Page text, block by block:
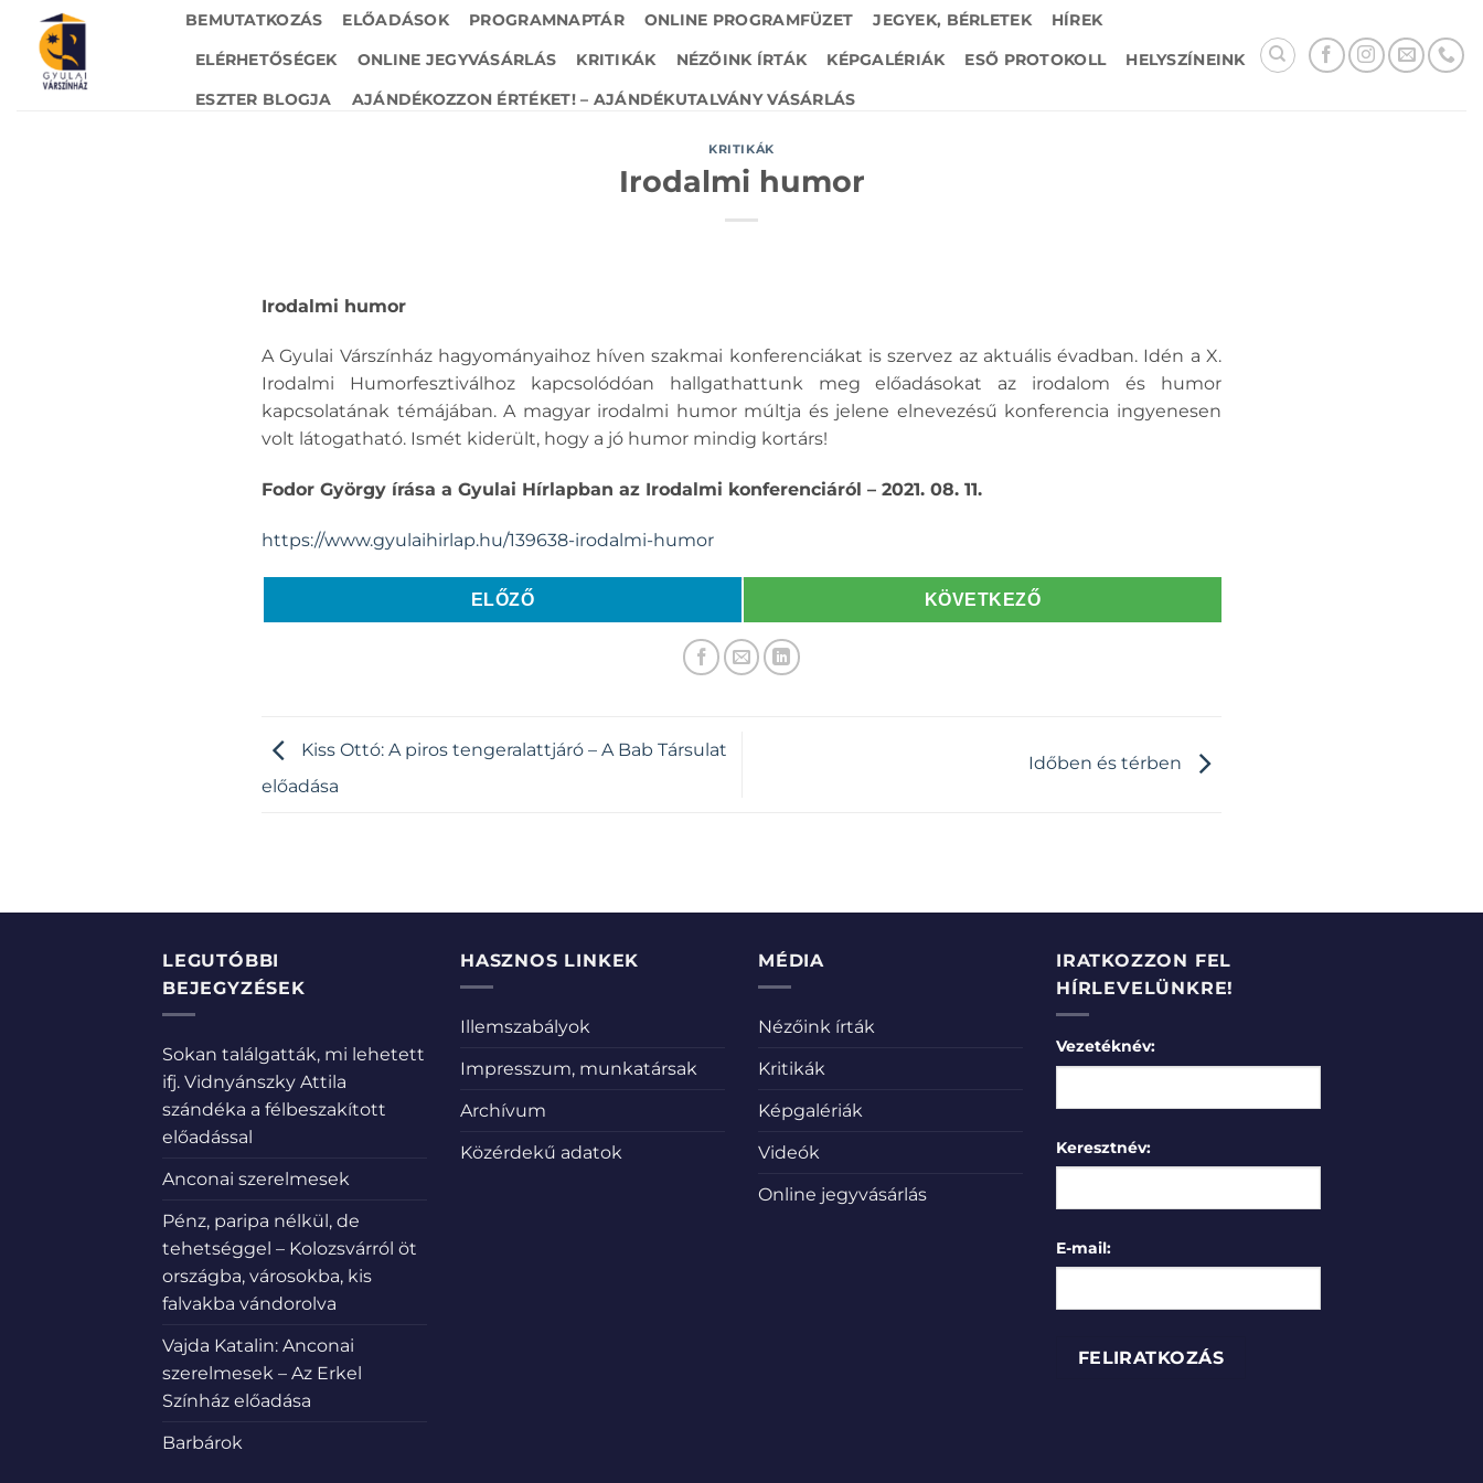
content
BEMUTATKOZÁS ELŐADÁSOK PROGRAMNAPTÁR ONLINE PROGRAMFÜZET JEGYEK, BÉRLETEK
HÍREK
ELÉRHETŐSÉGEK
ONLINE JEGYVÁSÁRLÁS KRITIKÁK NÉZŐINK ÍRTÁK KÉPGALÉRIÁK ESŐ PROTOKOLL
HELYSZÍNEINK
ESZTER BLOGJA
AJÁNDÉKOZZON ÉRTÉKET! – AJÁNDÉKUTALVÁNY VÁSÁRLÁS
KRITIKÁK
Irodalmi humor
Irodalmi humor
A Gyulai Várszínház hagyományaihoz híven szakmai konferenciákat is szervez az aktuális évadban. Idén a X.
Irodalmi Humorfesztiválhoz kapcsolódóan hallgathattunk meg előadásokat az irodalom és humor
kapcsolatának témájában. A magyar irodalmi humor múltja és jelene elnevezésű konferencia ingyenesen
volt látogatható. Ismét kiderült, hogy a jó humor mindig kortárs!
Fodor György írása a Gyulai Hírlapban az Irodalmi konferenciáról – 2021. 08. 11.
https://www.gyulaihirlap.hu/139638-irodalmi-humor
ELŐZŐ KÖVETKEZŐ
Kiss Ottó: A piros tengeralattjáró – A Bab Társulat
előadása
Időben és térben
LEGUTÓBBI
BEJEGYZÉSEK
Sokan találgatták, mi lehetett
ifj. Vidnyánszky Attila
szándéka a félbeszakított
előadással
Anconai szerelmesek
Pénz, paripa nélkül, de
tehetséggel – Kolozsvárról öt
országba, városokba, kis
falvakba vándorolva
Vajda Katalin: Anconai
szerelmesek – Az Erkel
Színház előadása
Barbárok
HASZNOS LINKEK
Illemszabályok
Impresszum, munkatársak
Archívum
Közérdekű adatok
MÉDIA
Nézőink írták
Kritikák
Képgalériák
Videók
Online jegyvásárlás
IRATKOZZON FEL
HÍRLEVELÜNKRE!
Vezetéknév:
Keresztnév:
E-mail: